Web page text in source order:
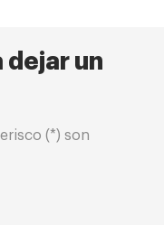
dejar un
(*) son